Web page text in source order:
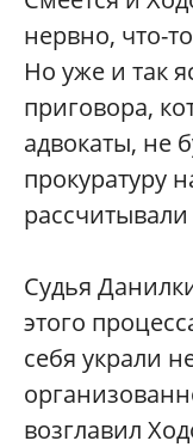
нервно, что-
Но уже и так
приговора,
адвокаты, не
прокуратуру
Судья
этого
себя украли
возглавил